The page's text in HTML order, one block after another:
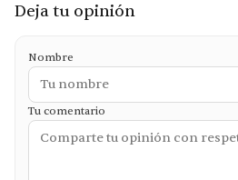
Deja tu opinión
Nombre
Tu comentario